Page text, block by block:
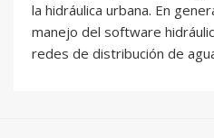
la hidráulica urbana. En
manejo del software
redes de distribución de